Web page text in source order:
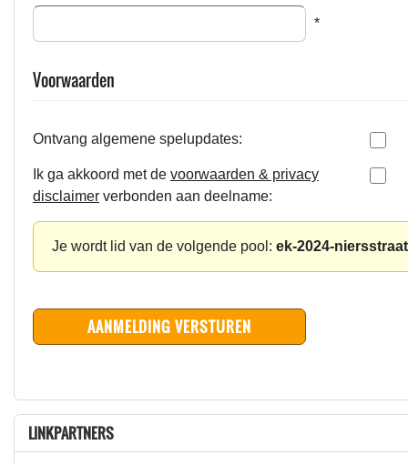
LINKPARTNERS
*
Voorwaarden
Ontvang algemene spelupdates:
Ik ga akkoord met de voorwaarden & privacy
disclaimer verbonden aan deelname:
Je wordt lid van de volgende pool: ek-2024-niersstraat